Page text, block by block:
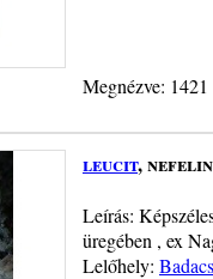
Megnézve:
leucit, nefelin
Leírás:
üregében , ex
Lelőhely: